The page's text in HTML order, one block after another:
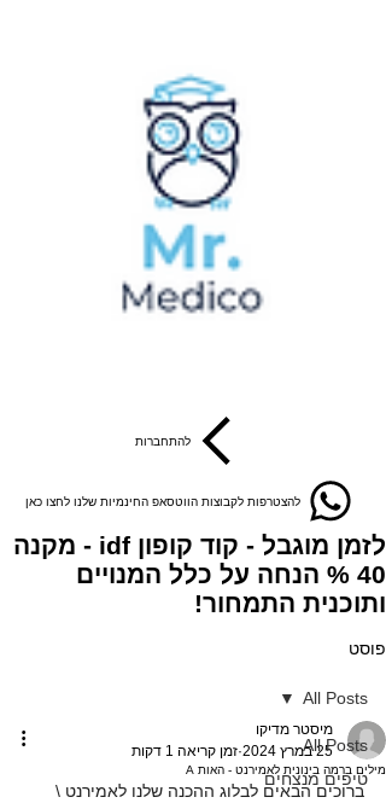
להתחברות
להצטרפות לקבוצות הווטסאפ החינמיות שלנו לחצו כאן
לזמן מוגבל - קוד קופון idf - מקנה
40 % הנחה על כלל המנויים
ותוכנית התמחור!
פוסט
All Posts
טיפים מנצחים
All Posts
מילים ברמה בינונית לאמירנט - האות A
מיסטר מדיקו
25 במרץ 2024
זמן קריאה 1 דקות
ברוכים הבאים לבלוג ההכנה שלנו לאמירנט \